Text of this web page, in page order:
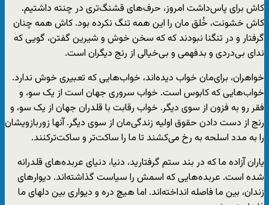
کاش براى پاس‌داشت امروز، حرف‌هاى قشنگ‌ترى در چنته داشتیم.
کاش خشونت، خُلق مان را این همه تنگ نکرده بود. کاش همه چنان
گرفتار و در تنگنا نبودند که که سخن خوش و شیرین گفتن، گویى که
نداى بى‌دردى و بدفهمى و بى‌خیالى از رنج دیگران است.
خواهران، برای‌مان خواب دیده‌اند، خواب‌هایى که تعبیری خوش ندارد.
خواب‌هایى که کابوس است. خواب سرورى جهان است از یک سو، و
فقر رو به فزون از سوی دیگر. خواب رقابت با قلدران جهان از یک سو، و
رنج از دست دادن حقوق اولیه زندگى‌مان از سوی دیگر. آنها زوربازویشان
را به مدد اسلحه به رخ مى‌کشند تا ما را ساکت‌تر و ساکت‌ترکنند.
یاران آزاده ما که در بند ستم گرفتارید، دنیا، دنیاى عربده‌هاى قلدرانه
شده است. عربده‌هایى که اسمش را سیاست گذاشته‌اند. دیوارهاى
زندان، بین ما فاصله انداخته‌اند. اما هیچ دره و دیوارى بین دلهاى ما